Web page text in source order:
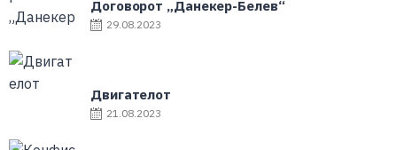
Договорот „Данекер-Белев“
29.08.2023
Двигателот
21.08.2023